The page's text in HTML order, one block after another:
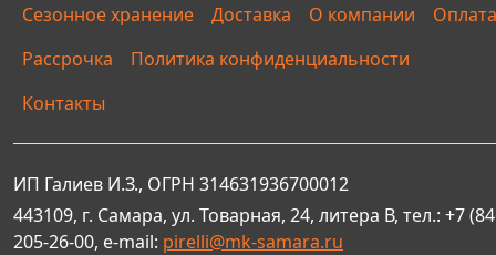
Сезонное хранение
Доставка О компании
Оплата
Рассрочка
Политика конфиденциальности
Контакты
ИП Галиев И.З., ОГРН 314631936700012
443109, г. Самара, ул. Товарная, 24, литера В, тел.: +7
205-26-00, e-mail: pirelli@mk-samara.ru